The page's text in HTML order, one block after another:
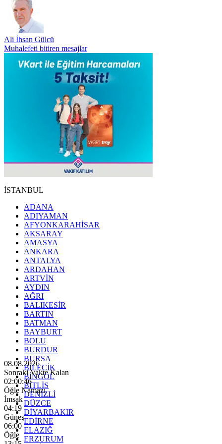
Ali İhsan Gülcü
Muhalefeti bitiren mesajlar
İSTANBUL
ADANA
ADIYAMAN
AFYONKARAHİSAR
AKSARAY
AMASYA
ANKARA
ANTALYA
ARDAHAN
ARTVİN
AYDIN
AĞRI
BALIKESİR
BARTIN
BATMAN
BAYBURT
BOLU
BURDUR
BURSA
BİLECİK
BİNGÖL
BİTLİS
DENİZLİ
DÜZCE
DİYARBAKIR
EDİRNE
ELAZIĞ
ERZURUM
08.08.2026
Sonraki Vakte Kalan
02:00:45
Öğle Namazı
İmsak
04:19
Güneş
06:00
Öğle